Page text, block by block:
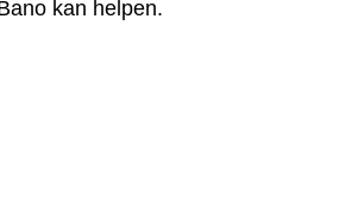
kan helpen.